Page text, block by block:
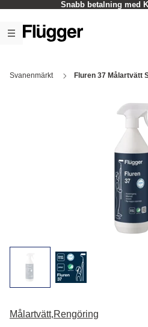
Snabb betalning med
Svanenmärkt Fluren 37 Målartvätt
Målartvätt,Rengöring